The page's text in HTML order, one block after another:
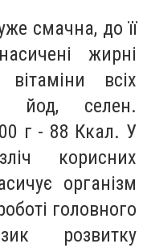
смачна, до її
жирні
вітаміни всіх
йод, селен.
г - 88 Ккал. У
корисних
організм
головного
розвитку